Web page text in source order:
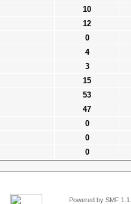
10
12
0
4
3
15
53
47
0
0
0
Powered by SMF